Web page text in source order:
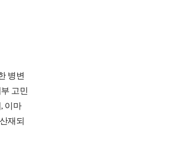
병변
고민
이마
재되